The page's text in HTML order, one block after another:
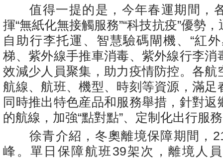
值得一提的是，今年春運期間，
揮“無紙化無接觸服務”“科技抗疫”優勢
自助行李托運、智慧驗碼閘機、“紅
梯、紫外線手推車消毒、紫外線行李消
效減少人員聚集，助力疫情防控。各航
航線、航班、機型、時刻等資源，滿足
同時推出特色産品和服務舉措，針對返
的航線，加強“點對點”、定制化出行服
徐青介紹，冬奧離境保障期間，
峰。單日保障航班39架次，離境人